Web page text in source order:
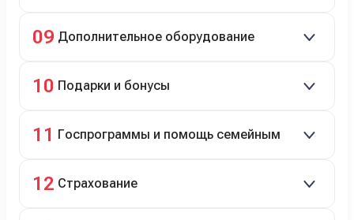
технический ремонт.
09 Дополнительное оборудование
10 Подарки и бонусы
программе лояльности.
11 Госпрограммы и помощь семейным
12 Страхование